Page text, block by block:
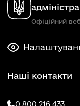
Офіційний
Наші контакти
0 800 216 433